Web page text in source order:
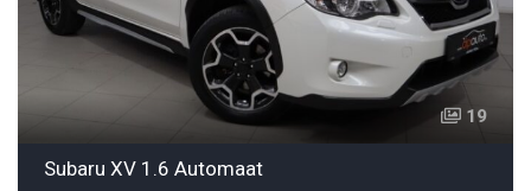
19
Subaru XV 1.6 Automaat